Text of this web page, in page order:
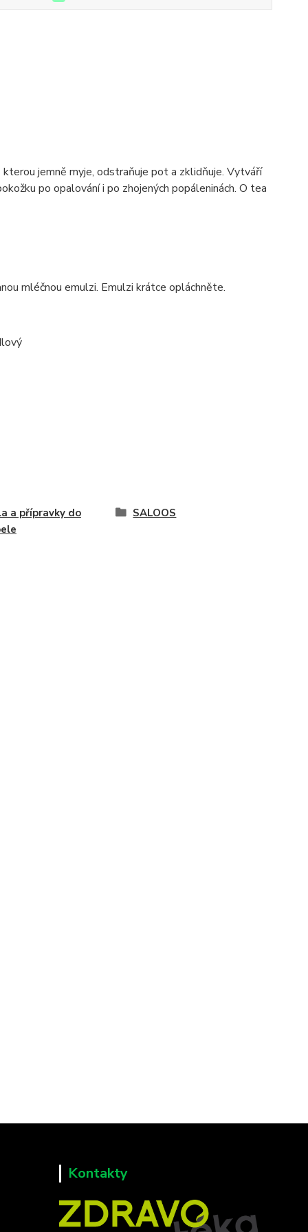
jemně myje, odstraňuje pot a zklidňuje. Vytváří
po opalování i po zhojených popáleninách. O tea
mléčnou emulzi. Emulzi krátce opláchněte.
a přípravky do
SALOOS
Kontakty